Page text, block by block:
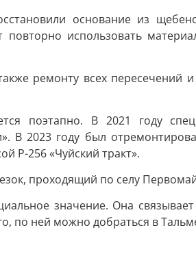
основание из
повторно использовать
ремонту всех пересечений
поэтапно. В 2021 году
В 2023 году был
Р-256 «Чуйский тракт».
проходящий по селу
значение. Она
по ней можно добраться в